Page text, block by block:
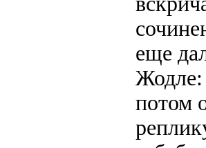
еще
Жодле:
потом